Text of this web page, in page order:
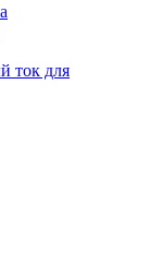
ток для